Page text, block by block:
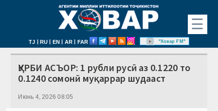
☰
TJ | RU | EN | AR | FAR "Ховар FM"
ҚУРБИ АСЪОР: 1 рубли русӣ аз 0.1220 то
0.1240 сомонӣ муқаррар шудааст
Июнь 4, 2026 08:05